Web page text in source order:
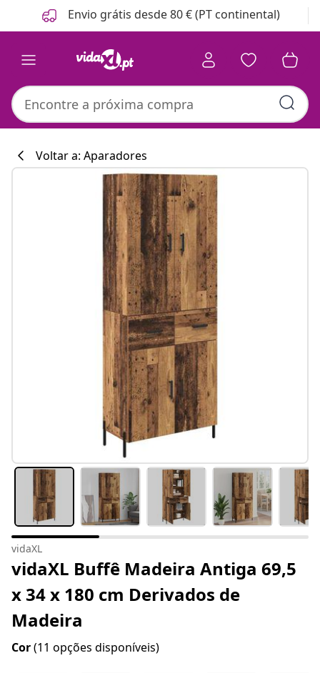
Anterior
Seguinte Envio grátis desde 80 € (PT continental)
Voltar a: Aparadores
vidaXL
vidaXL Buffê Madeira Antiga 69,5
x 34 x 180 cm Derivados de
Madeira
Cor(11 opções disponíveis)